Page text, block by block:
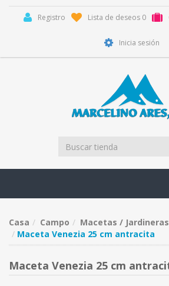
Registro Lista de deseos 0
Inicia sesión
Casa Campo Macetas / Jardineras
Maceta Venezia 25 cm antracita
Maceta Venezia 25 cm